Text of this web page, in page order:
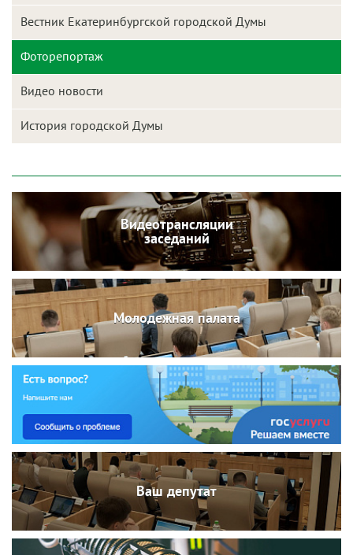
Вестник Екатеринбургской городской Думы
Фоторепортаж
Видео новости
История городской Думы
Видеотрансляции
заседаний
Молодежная палата
Ваш депутат